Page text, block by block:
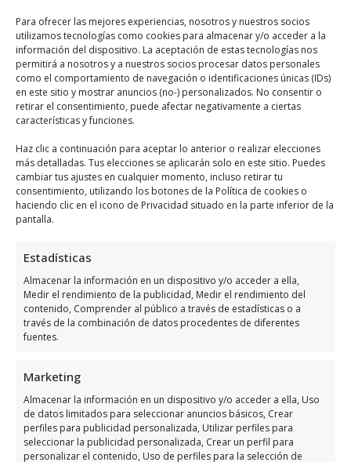
Para ofrecer las mejores experiencias, nosotros y nuestros socios
utilizamos tecnologías como cookies para almacenar y/o acceder a la
información del dispositivo. La aceptación de estas tecnologías nos
permitirá a nosotros y a nuestros socios procesar datos personales
como el comportamiento de navegación o identificaciones únicas (IDs)
en este sitio y mostrar anuncios (no-) personalizados. No consentir o
retirar el consentimiento, puede afectar negativamente a ciertas
características y funciones.
Haz clic a continuación para aceptar lo anterior o realizar elecciones
más detalladas. Tus elecciones se aplicarán solo en este sitio. Puedes
cambiar tus ajustes en cualquier momento, incluso retirar tu
consentimiento, utilizando los botones de la Política de cookies o
haciendo clic en el icono de Privacidad situado en la parte inferior de la
pantalla.
Estadísticas
Almacenar la información en un dispositivo y/o acceder a ella,
Medir el rendimiento de la publicidad, Medir el rendimiento del
contenido, Comprender al público a través de estadísticas o a
través de la combinación de datos procedentes de diferentes
fuentes.
Marketing
Almacenar la información en un dispositivo y/o acceder a ella, Uso
de datos limitados para seleccionar anuncios básicos, Crear
perfiles para publicidad personalizada, Utilizar perfiles para
seleccionar la publicidad personalizada, Crear un perfil para
personalizar el contenido, Uso de perfiles para la selección de
amplia experiencia y atención personalizada
garantizan un servicio de calidad. Confía en
Inmobiliaria Rk Playa Flamenca para
encontrar la casa perfecta en la hermosa
ciudad de Orihuela.
Inmobiliaria Rk Playa Flamencaes uno de
los mejores especialistas en el área de
inmobiliarias en la ciudad de Orihuela Costa.
Ofrecen un servicio personalizado y
propiedad perfecta. Si estás buscando
comprar o vender una propiedad en esta
zona, no dudes en contactar con ellos. En
esta web encontrarás sus datos de contacto
Explora otros negocios
relacionados en Orihuela
Costa